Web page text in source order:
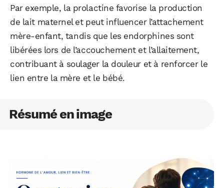
Par exemple, la prolactine favorise la production
de lait maternel et peut influencer l’attachement
mère-enfant, tandis que les endorphines sont
libérées lors de l’accouchement et l’allaitement,
contribuant à soulager la douleur et à renforcer le
lien entre la mère et le bébé.
Résumé en image